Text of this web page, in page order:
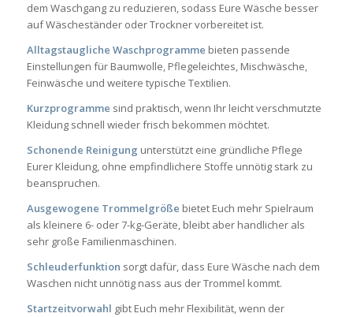
dem Waschgang zu reduzieren, sodass Eure Wäsche besser
auf Wäscheständer oder Trockner vorbereitet ist.
Alltagstaugliche Waschprogramme bieten passende
Einstellungen für Baumwolle, Pflegeleichtes, Mischwäsche,
Feinwäsche und weitere typische Textilien.
Kurzprogramme sind praktisch, wenn Ihr leicht verschmutzte
Kleidung schnell wieder frisch bekommen möchtet.
Schonende Reinigung unterstützt eine gründliche Pflege
Eurer Kleidung, ohne empfindlichere Stoffe unnötig stark zu
beanspruchen.
Ausgewogene Trommelgröße bietet Euch mehr Spielraum
als kleinere 6- oder 7-kg-Geräte, bleibt aber handlicher als
sehr große Familienmaschinen.
Schleuderfunktion sorgt dafür, dass Eure Wäsche nach dem
Waschen nicht unnötig nass aus der Trommel kommt.
Startzeitvorwahl gibt Euch mehr Flexibilität, wenn der